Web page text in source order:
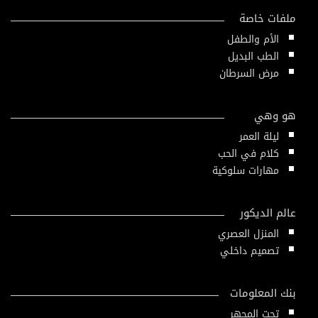
ملفات خاصة
الأم والطفل
الطب البديل
مرض السرطان
هو وهي
ليلة العمر
كلام في الحب
مهارات سلوكية
عالم الديكور
المنزل العصري
تصميم داخلي
بنك المعلومات